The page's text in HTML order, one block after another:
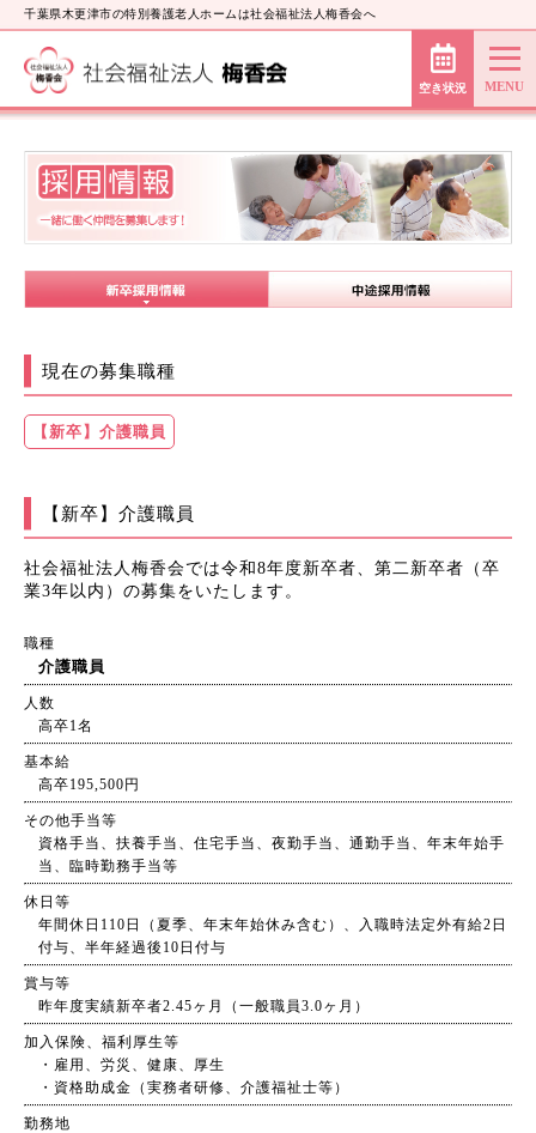
千葉県木更津市の特別養護老人ホームは社会福祉法人梅香会へ
空き状況
現在の募集職種
【新卒】介護職員
【新卒】介護職員
社会福祉法人梅香会では令和8年度新卒者、第二新卒者（卒
業3年以内）の募集をいたします。
職種
介護職員
人数
高卒1名
基本給
高卒195,500円
その他手当等
資格手当、扶養手当、住宅手当、夜勤手当、通勤手当、年末年始手
当、臨時勤務手当等
休日等
年間休日110日（夏季、年末年始休み含む）、入職時法定外有給2日
付与、半年経過後10日付与
賞与等
昨年度実績新卒者2.45ヶ月（一般職員3.0ヶ月）
加入保険、福利厚生等
・雇用、労災、健康、厚生
・資格助成金（実務者研修、介護福祉士等）
勤務地